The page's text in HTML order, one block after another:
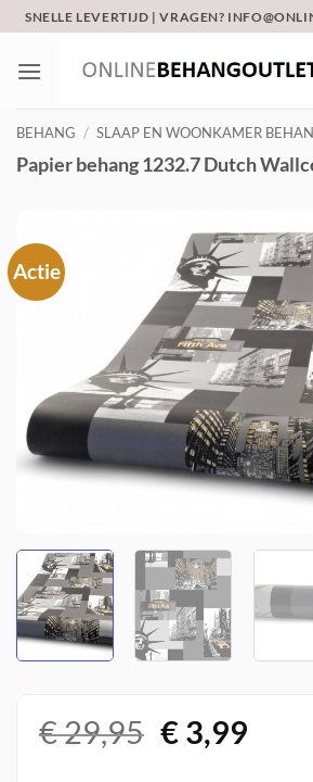
naar
inhoud
SNELLE LEVERTIJD | VRAGEN?
BEHANG / SLAAP EN WOONKAMER
Papier behang 1232.7 Dutch
Actie
€29,95
prijs
€3,99